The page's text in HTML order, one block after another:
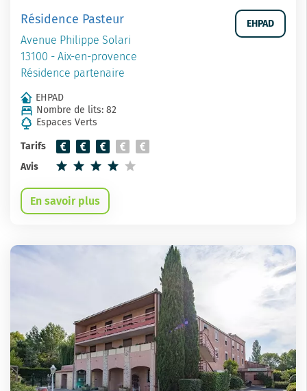
Résidence Pasteur
Avenue Philippe Solari
13100 - Aix-en-provence
Résidence partenaire
EHPAD
EHPAD
Nombre de lits: 82
Espaces Verts
Tarifs
Avis
En savoir plus